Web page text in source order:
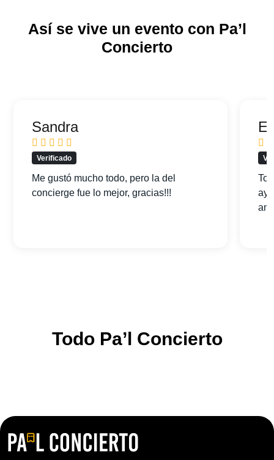
Así se vive un evento con Pa’l
Concierto
Sandra
Verificado
Me gustó mucho todo, pero la del
concierge fue lo mejor, gracias!!!
Todo Pa’l Concierto